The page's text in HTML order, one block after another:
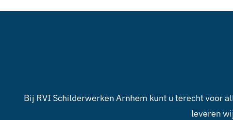
Bij RVI Schilderwerken Arnhem kunt u terecht voor
leveren